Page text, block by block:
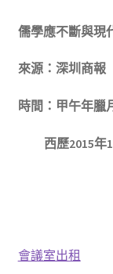
儒學應不斷與現
來源：深圳商報
時間：甲午年臘
西歷2015年1
會議室出租